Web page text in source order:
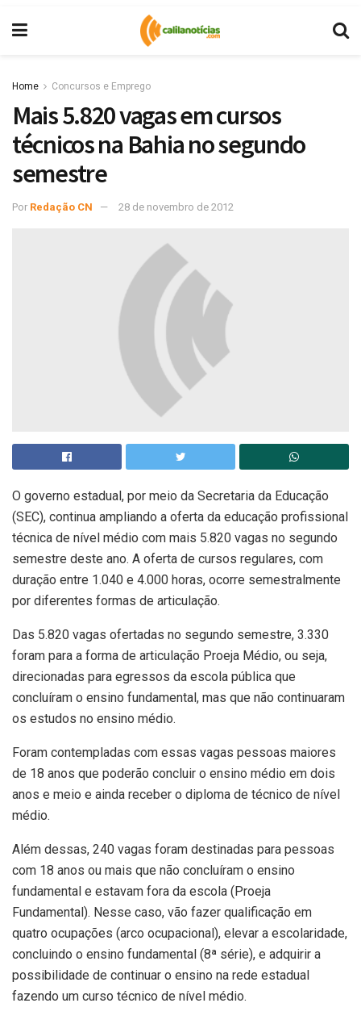
Home Concursos e Emprego
Mais 5.820 vagas em cursos
técnicos na Bahia no segundo
semestre
Por Redação CN 28 de novembro de 2012
O governo estadual, por meio da Secretaria da Educação
(SEC), continua ampliando a oferta da educação profissional
técnica de nível médio com mais 5.820 vagas no segundo
semestre deste ano. A oferta de cursos regulares, com
duração entre 1.040 e 4.000 horas, ocorre semestralmente
por diferentes formas de articulação.
Das 5.820 vagas ofertadas no segundo semestre, 3.330
foram para a forma de articulação Proeja Médio, ou seja,
direcionadas para egressos da escola pública que
concluíram o ensino fundamental, mas que não continuaram
os estudos no ensino médio.
Foram contempladas com essas vagas pessoas maiores
de 18 anos que poderão concluir o ensino médio em dois
anos e meio e ainda receber o diploma de técnico de nível
médio.
Além dessas, 240 vagas foram destinadas para pessoas
com 18 anos ou mais que não concluíram o ensino
fundamental e estavam fora da escola (Proeja
Fundamental). Nesse caso, vão fazer qualificação em
quatro ocupações (arco ocupacional), elevar a escolaridade,
concluindo o ensino fundamental (8ª série), e adquirir a
possibilidade de continuar o ensino na rede estadual
fazendo um curso técnico de nível médio.